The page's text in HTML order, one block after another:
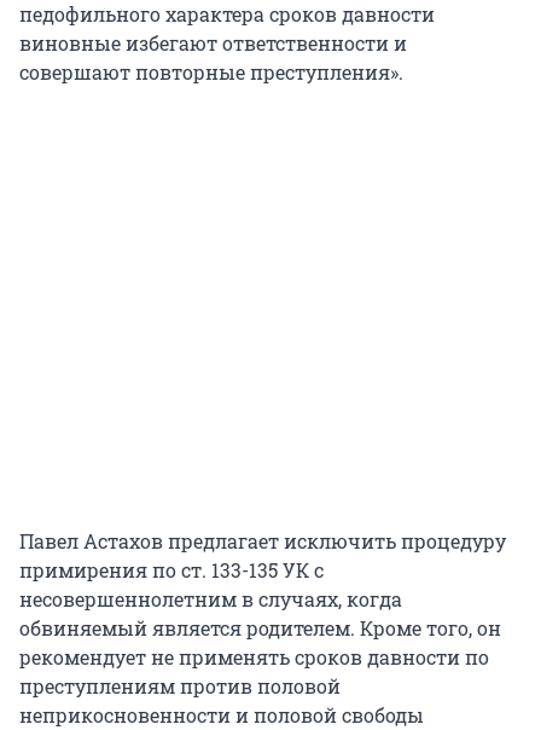
педофильного характера сроков давности
виновные избегают ответственности и
совершают повторные преступления».
Павел Астахов предлагает исключить процедуру
примирения по ст. 133-135 УК с
несовершеннолетним в случаях, когда
обвиняемый является родителем. Кроме того, он
рекомендует не применять сроков давности по
преступлениям против половой
неприкосновенности и половой свободы